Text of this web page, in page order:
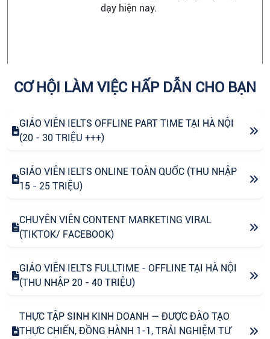
dạy hiện nay.
CƠ HỘI LÀM VIỆC HẤP DẪN CHO BẠN
GIÁO VIÊN IELTS OFFLINE PART TIME TẠI HÀ NỘI
(20 - 30 TRIỆU +++)
GIÁO VIÊN IELTS ONLINE TOÀN QUỐC (THU NHẬP
15 - 25 TRIỆU)
CHUYÊN VIÊN CONTENT MARKETING VIRAL
(TIKTOK/ FACEBOOK)
GIÁO VIÊN IELTS FULLTIME - OFFLINE TẠI HÀ NỘI
(THU NHẬP 20 - 40 TRIỆU)
THỰC TẬP SINH KINH DOANH — ĐƯỢC ĐÀO TẠO
THỰC CHIẾN, ĐỒNG HÀNH 1-1, TRẢI NGHIỆM TƯ